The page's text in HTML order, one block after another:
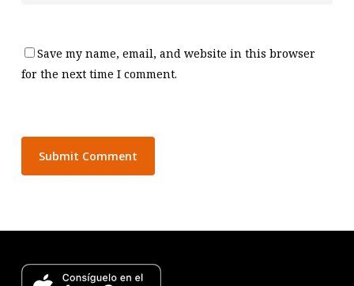
Save my name, email, and website in this browser
for the next time I comment.